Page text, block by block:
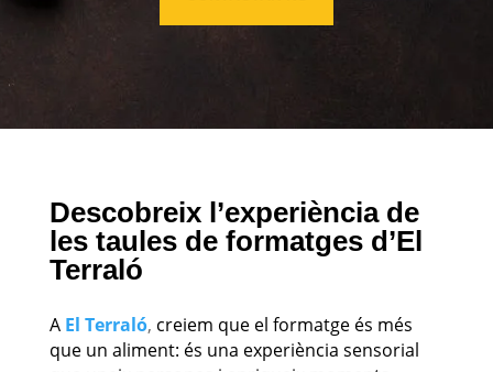
Descobreix l’experiència de
les taules de formatges d’El
Terraló
A El Terraló, creiem que el formatge és més
que un aliment: és una experiència sensorial